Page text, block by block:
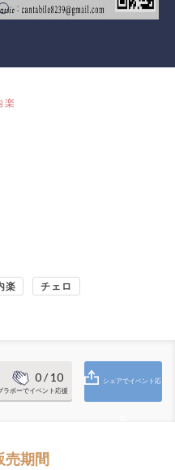
楽
楽 チェロ
0/ 10
ラボーでイベント応援
シェアでイベント応
売期間